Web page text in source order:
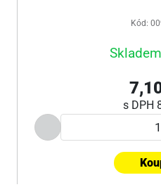
Kód:
s DPH